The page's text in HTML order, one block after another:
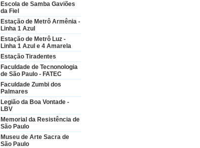
Escola de Samba Gaviões
da Fiel
Estação de Metrô Armênia -
Linha 1 Azul
Estação de Metrô Luz -
Linha 1 Azul e 4 Amarela
Estação Tiradentes
Faculdade de Tecnonologia
de São Paulo - FATEC
Faculdade Zumbi dos
Palmares
Legião da Boa Vontade -
LBV
Memorial da Resistência de
São Paulo
Museu de Arte Sacra de
São Paulo